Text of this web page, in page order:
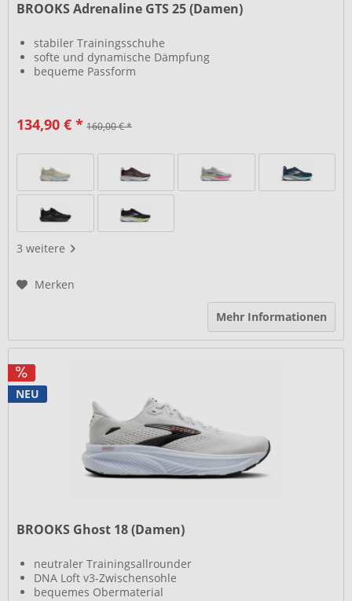
BROOKS Adrenaline GTS 25 (Damen)
stabiler Trainingsschuhe
softe und dynamische Dämpfung
bequeme Passform
134,90 € * 160,00 € *
3 weitere
Merken
Mehr Informationen
NEU
BROOKS Ghost 18 (Damen)
neutraler Trainingsallrounder
DNA Loft v3-Zwischensohle
bequemes Obermaterial